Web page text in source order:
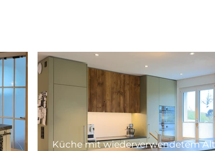
Küche mit wiederverwendetem